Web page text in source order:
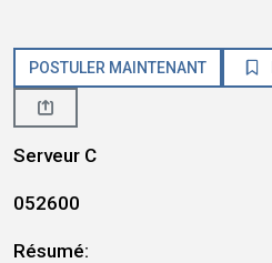
POSTULER MAINTENANT
Serveur C
052600
Résumé: